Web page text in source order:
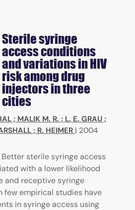
Sterile syringe
access conditions
and variations in HIV
risk among drug
injectors in three
cities
; MALIK M. R. ; L. E. GRAU ;
; R. HEIMER | 2004
Better sterile syringe access
with a lower likelihood
and receptive syringe
few empirical studies have
in syringe access using